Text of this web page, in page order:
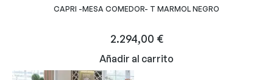
CAPRI -MESA COMEDOR- T MARMOL NEGRO
2.294,00 €
Añadir al carrito